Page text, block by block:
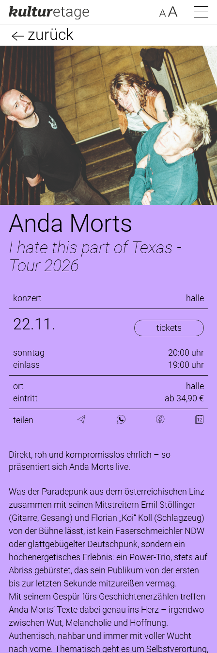
zurück
Anda Morts
I hate this part of Texas -
Tour 2026
konzert halle
22.11. tickets
sonntag
20:00 uhr
einlass
19:00 uhr
ort
halle
eintritt
ab 34,90 €
teilen
Direkt, roh und kompromisslos ehrlich – so
präsentiert sich Anda Morts live.
Was der Paradepunk aus dem österreichischen Linz
zusammen mit seinen Mitstreitern Emil Stöllinger
(Gitarre, Gesang) und Florian „Koi“ Koll (Schlagzeug)
von der Bühne lässt, ist kein Faserschmeichler NDW
oder glattgebügelter Deutschpunk, sondern ein
hochenergetisches Erlebnis: ein Power-Trio, stets auf
Abriss gebürstet, das sein Publikum von der ersten
bis zur letzten Sekunde mitzureißen vermag.
Mit seinem Gespür fürs Geschichtenerzählen treffen
Anda Morts‘ Texte dabei genau ins Herz – irgendwo
zwischen Wut, Melancholie und Hoffnung.
Authentisch, nahbar und immer mit voller Wucht
nach vorne. Thematisch geht es um Selbstverortung,